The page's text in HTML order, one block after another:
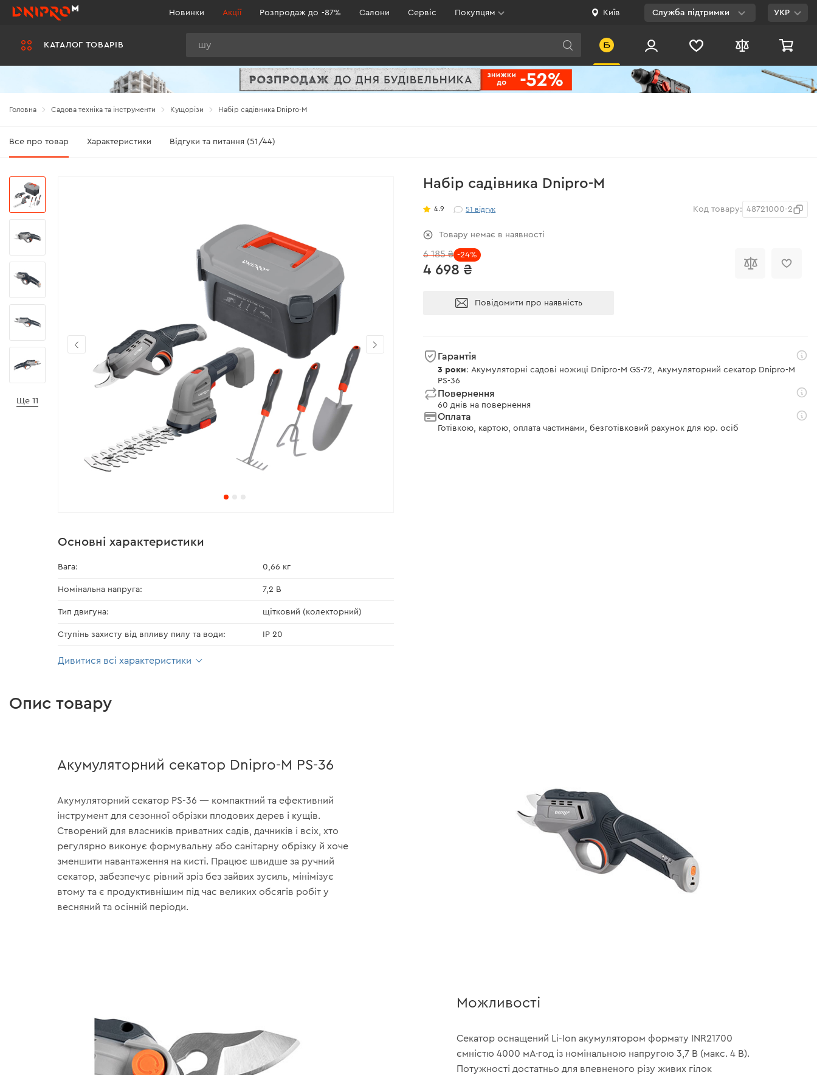
КАТАЛОГ ТОВАРІВ
Новинки Акції Розпродаж до -87% Салони Сервіс Покупцям Київ Служба підтримки
Viber
УКР
Головна Садова техніка та інструменти Кущорізи Набір садівника Dnipro-M
Все про товар Характеристики Відгуки та питання (51/44)
Набір садівника Dnipro-M
4.9 51 відгук Код товару: 48721000-2
Товару немає в наявності
4 698 ₴
6 185 ₴ -24%
Повідомити про наявність
Гарантія
3 роки: Акумуляторні садові ножиці Dnipro-M GS-72, Акумуляторний секатор Dnipro-M
PS-36
Повернення
60 днів на повернення
Оплата
Готівкою, картою, оплата частинами, безготівковий рахунок для юр. осіб
Ще 11
Основні характеристики
Вага: 0,66 кг
Номінальна напруга: 7,2 В
Тип двигуна: щітковий (колекторний)
Ступінь захисту від впливу пилу та води: IP 20
Дивитися всі характеристики
Опис товару
Акумуляторний секатор Dnipro-M PS-36
Акумуляторний секатор PS-36 — компактний та ефективний
інструмент для сезонної обрізки плодових дерев і кущів.
Створений для власників приватних садів, дачників і всіх, хто
регулярно виконує формувальну або санітарну обрізку й хоче
зменшити навантаження на кисті. Працює швидше за ручний
секатор, забезпечує рівний зріз без зайвих зусиль, мінімізує
втому та є продуктивнішим під час великих обсягів робіт у
весняний та осінній періоди.
Можливості
Секатор оснащений Li-Ion акумулятором формату INR21700
ємністю 4000 мА·год із номінальною напругою 3,7 В (макс. 4 В).
Потужності достатньо для впевненого різу живих гілок